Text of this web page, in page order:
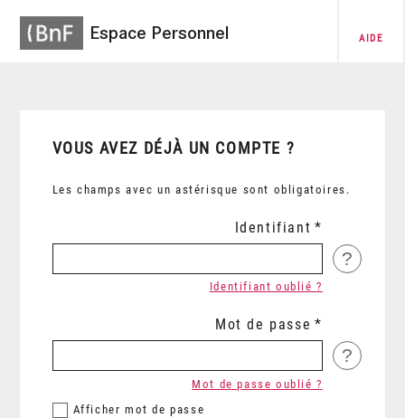
Espace Personnel AIDE
VOUS AVEZ DÉJÀ UN COMPTE ?
Les champs avec un astérisque sont obligatoires.
Identifiant
?
Identifiant oublié ?
Mot de passe
?
Afficher mot de passe
Mot de passe oublié ?